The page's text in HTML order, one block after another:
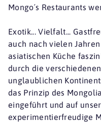
Mongo´s Restaurants
Exotik... Vielfalt...
auch nach vielen
asiatischen Küche
durch die
unglaublichen
das Prinzip des
eingeführt und auf
experimentierfreudige